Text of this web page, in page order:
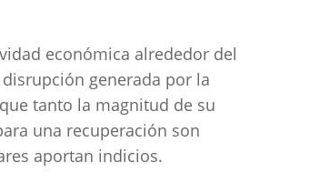
económica alrededor del
generada por la
tanto la magnitud de su
una recuperación son
aportan indicios.